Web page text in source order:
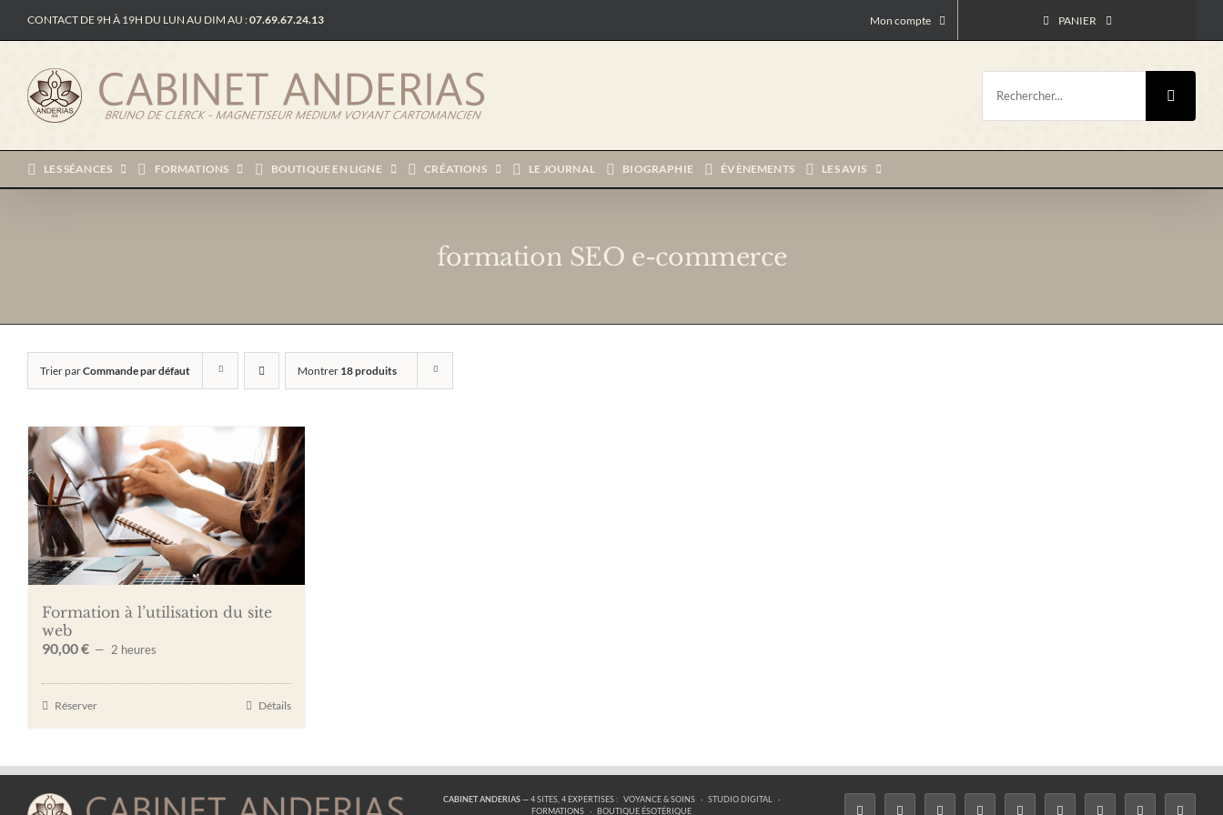
contenu
CONTACT DE 9H À 19H DU LUN AU DIM AU :07.69.67.24.13 Mon compte PANIER
Rechercher:
LES SÉANCES FORMATIONS BOUTIQUE EN LIGNE CRÉATIONS LE JOURNAL BIOGRAPHIE ÉVÈNEMENTS LES AVIS
formation SEO e-commerce
Trier parCommande par défaut Montrer 18 produits
Formation à l’utilisation du site
web
90,00€ 2 heures
Réserver Détails
CABINET ANDERIAS— 4 SITES, 4 EXPERTISES : VOYANCE & SOINS · STUDIO DIGITAL
·
FORMATIONS · BOUTIQUE ÉSOTÉRIQUE